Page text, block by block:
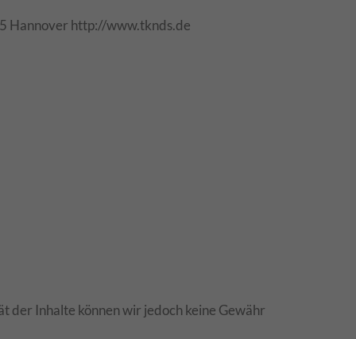
Hannover http://www.tknds.de
Inhalte können wir jedoch keine Gewähr